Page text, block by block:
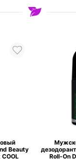
Beauty
Roll-On